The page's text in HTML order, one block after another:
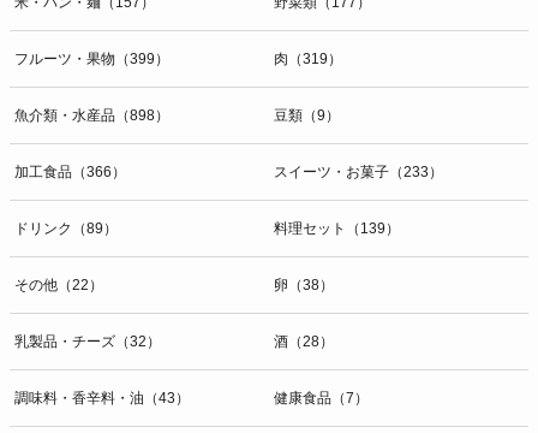
フルーツ・果物（399） 肉（319）
魚介類・水産品（898） 豆類（9）
加工食品（366） スイーツ・お菓子（233）
ドリンク（89） 料理セット（139）
その他（22） 卵（38）
乳製品・チーズ（32） 酒（28）
調味料・香辛料・油（43） 健康食品（7）